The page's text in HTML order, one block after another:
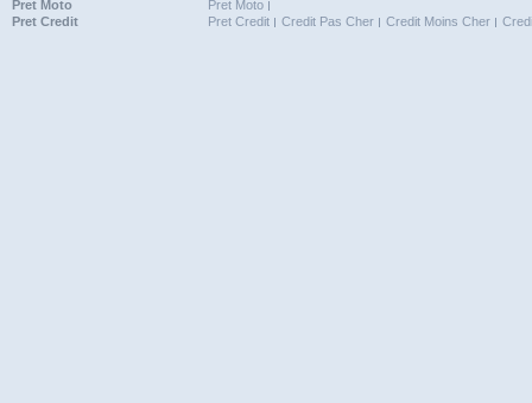
Pret Moto
Pret Moto
Pret Credit
Pret Credit Credit Pas Cher Credit Moins Cher